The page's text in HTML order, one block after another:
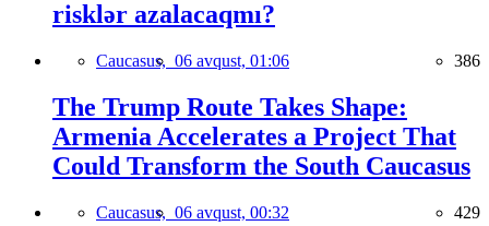
risklər azalacaqmı?
Caucasus, 06 avqust, 01:06 386
The Trump Route Takes Shape:
Armenia Accelerates a Project That
Could Transform the South Caucasus
Caucasus, 06 avqust, 00:32 429